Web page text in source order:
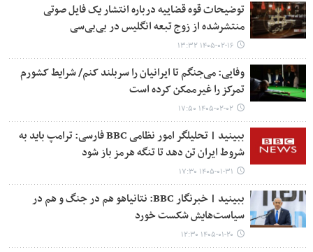
توضیحات قوه قضاییه درباره انتشار یک فایل صوتی
منتشرشده از زوج تبعه انگلیس در بی‌بی‌سی
۱۴۰۵-۰۲-۱۶ ۱۳:۳۲
وفایی: می‌جنگم تا ایرانیان را سربلند کنم/ شرایط کشورم
تمرکز را غیرممکن کرده است
۱۴۰۵-۰۲-۰۲ ۱۷:۵۰
ببینید | تحلیلگر امور نظامی BBC فارسی: ترامپ باید به
شروط ایران تن دهد تا تنگه هرمز باز شود
۱۴۰۵-۰۱-۳۱ ۱۷:۳۰
ببینید | خبرنگار BBC: نتانیاهو هم در جنگ و هم در
سیاست‌هایش شکست خورد
۱۴۰۵-۰۱-۲۰ ۱۲:۳۰